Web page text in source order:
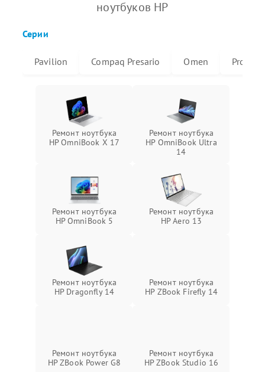
ноутбуков HP
Серии
Pavilion Compaq Presario Omen
Ремонт ноутбука
HP OmniBook X 17
Ремонт ноутбука
HP OmniBook Ultra
14
Ремонт ноутбука
HP OmniBook 5
Ремонт ноутбука
HP Aero 13
Ремонт ноутбука
HP Dragonfly 14
Ремонт ноутбука
HP ZBook Firefly 14
Ремонт ноутбука
HP ZBook Power G8
Ремонт ноутбука
HP ZBook Studio 16